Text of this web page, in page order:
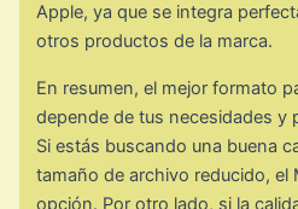
Apple, ya que se integra
otros productos de la marca.
En resumen, el mejor formato
depende de tus necesidades y
Si estás buscando una buena
tamaño de archivo reducido, el
opción. Por otro lado, si la